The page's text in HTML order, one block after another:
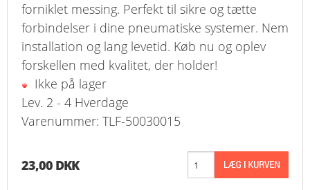
forniklet messing. Perfekt til sikre og tætte
forbindelser i dine pneumatiske systemer. Nem
installation og lang levetid. Køb nu og oplev
forskellen med kvalitet, der holder!
Ikke på lager
Lev. 2 - 4 Hverdage
Varenummer: TLF-50030015
23,00 DKK